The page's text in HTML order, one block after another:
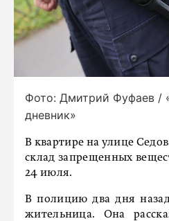
Фото: Дмитрий Фуфаев /
дневник»
В квартире на улице
склад запрещенных
24 июля.
В полицию два дня
жительница. Она